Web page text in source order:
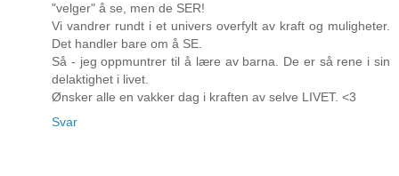
"velger" å se, men de SER!
Vi vandrer rundt i et univers overfylt av kraft og muligheter.
Det handler bare om å SE.
Så - jeg oppmuntrer til å lære av barna. De er så rene i sin
delaktighet i livet.
Ønsker alle en vakker dag i kraften av selve LIVET. <3
Svar